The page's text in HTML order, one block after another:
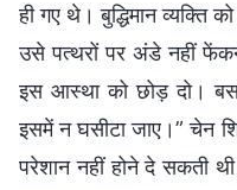
ही गए थे। बुद्धिमान व्यक्ति
उसे पत्थरों पर अंडे नहीं
इस आस्था को छोड़ दो। बस
इसमें न घसीटा जाए।” चेन
परेशान नहीं होने दे सकती